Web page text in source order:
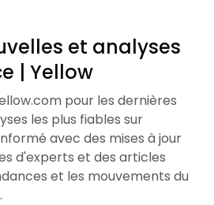
et analyses
| Yellow
pour les dernières
les plus fiables sur
avec des mises à jour
d'experts et des articles
et les mouvements du